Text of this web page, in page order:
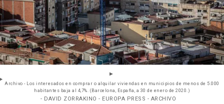
Archivo - Los interesados en comprar o alquilar viviendas en municipios de menos de 5.000
habitantes baja al 4,7%. (Barcelona, España, a 30 de enero de 2020.)
- DAVID ZORRAKINO - EUROPA PRESS - ARCHIVO